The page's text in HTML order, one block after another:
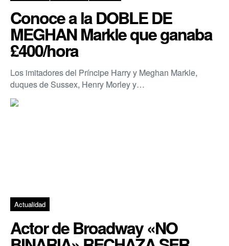
Conoce a la DOBLE DE
MEGHAN Markle que ganaba
£400/hora
Los imitadores del Príncipe Harry y Meghan Markle,
duques de Sussex, Henry Morley y…
Actualidad
Actor de Broadway «NO